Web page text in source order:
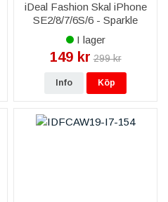
iDeal Fashion Skal iPhone
SE2/8/7/6S/6 - Sparkle
Greige Marble
I lager
149 kr 299 kr
Info Köp